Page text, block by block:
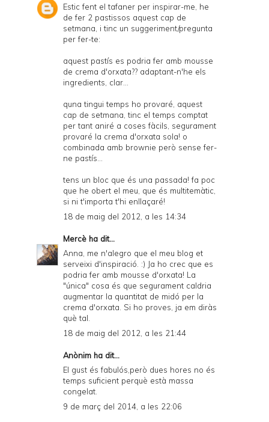
Estic fent el tafaner per inspirar-me, he
de fer 2 pastissos aquest cap de
setmana, i tinc un suggeriment/pregunta
per fer-te:
aquest pastís es podria fer amb mousse
de crema d'orxata?? adaptant-n'he els
ingredients, clar...
quna tingui temps ho provaré, aquest
cap de setmana, tinc el temps comptat
per tant aniré a coses fàcils, segurament
provaré la crema d'orxata sola! o
combinada amb brownie però sense fer-
ne pastís...
tens un bloc que és una passada! fa poc
que he obert el meu, que és multitemàtic,
si ni t'importa t'hi enllaçaré!
18 de maig del 2012, a les 14:34
Mercè ha dit...
Anna, me n'alegro que el meu blog et
serveixi d'inspiració. :) Ja ho crec que es
podria fer amb mousse d'orxata! La
"única" cosa és que segurament caldria
augmentar la quantitat de midó per la
crema d'orxata. Si ho proves, ja em diràs
què tal.
18 de maig del 2012, a les 21:44
Anònim ha dit...
El gust és fabulós,però dues hores no és
temps suficient perquè està massa
congelat.
9 de març del 2014, a les 22:06